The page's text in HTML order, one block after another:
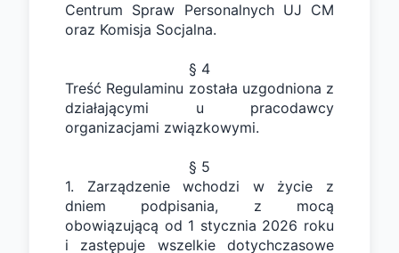
Centrum Spraw Personalnych UJ CM
oraz Komisja Socjalna.
§ 4
Treść Regulaminu została uzgodniona z
działającymi u pracodawcy
organizacjami związkowymi.
§ 5
1. Zarządzenie wchodzi w życie z
dniem podpisania, z mocą
obowiązującą od 1 stycznia 2026 roku
i zastępuje wszelkie dotychczasowe